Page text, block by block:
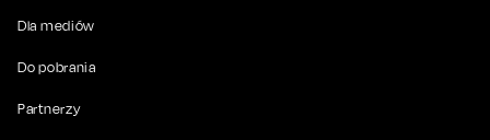
Dla mediów
Do pobrania
Partnerzy